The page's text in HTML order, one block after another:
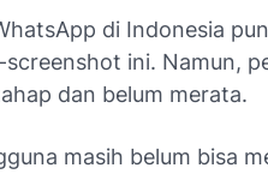
di Indonesia
ini. Namun,
dan belum merata.
masih belum bisa